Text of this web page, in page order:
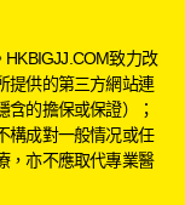
致力改
提供的第三方網站連
含的擔保或保證）；
構成對一般情况或任
，亦不應取代專業醫